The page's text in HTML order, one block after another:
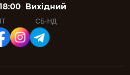
Вихідний
СБ-НД